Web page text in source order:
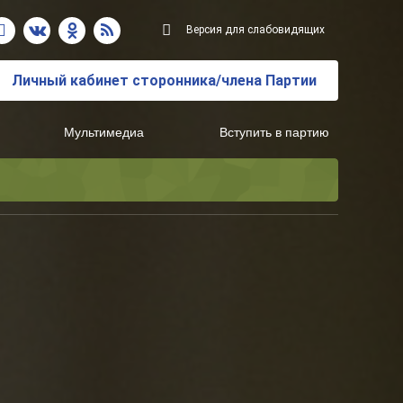
Версия для слабовидящих
Личный кабинет сторонника/члена Партии
Мультимедиа Вступить в партию